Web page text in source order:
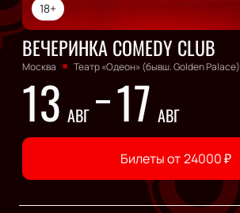
18+
ВЕЧЕРИНКА COMEDY CLUB
Москва Театр «Одеон» (бывш. Golden Palace)
13 АВГ 17 АВГ
Билеты от24000₽